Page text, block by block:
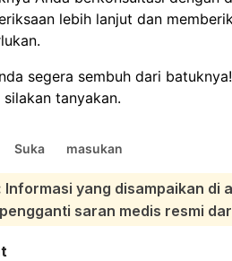
lebih lanjut dan
segera sembuh dari
tanyakan.
Suka masukan
Informasi yang disampaikan di
saran medis resmi